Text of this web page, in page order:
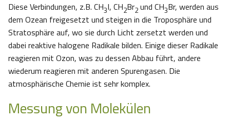
Diese Verbindungen, z.B. CH3I, CH2Br2 und CH3Br, werden aus
dem Ozean freigesetzt und steigen in die Troposphäre und
Stratosphäre auf, wo sie durch Licht zersetzt werden und
dabei reaktive halogene Radikale bilden. Einige dieser Radikale
reagieren mit Ozon, was zu dessen Abbau führt, andere
wiederum reagieren mit anderen Spurengasen. Die
atmosphärische Chemie ist sehr komplex.
Messung von Molekülen